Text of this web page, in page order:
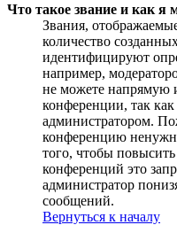
Что такое звание и как я
Звания,
количество
идентифицируют
например,
не можете напрямую
конференции, так
администратором.
конференцию
того, чтобы
конференций это
администратор
сообщений.
Вернуться к началу